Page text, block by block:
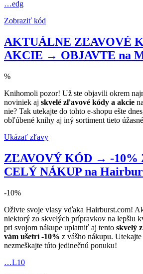
…edg
Zobraziť kód
AKTUÁLNE ZĽAVOVÉ
AKCIE → OBJAVTE na
%
Knihomoli pozor! Už ste objavili okrem
noviniek aj skvelé zľavové kódy a akcie
nie? Tak utekajte do tohto e-shopu ešte
obľúbené knihy aj iný sortiment tieto
Ukázať zľavy
ZĽAVOVÝ KÓD → -10%
CELÝ NÁKUP na
-10%
Oživte svoje vlasy vďaka Hairburst.com!
niektorý zo skvelých prípravkov na lepšiu
pri svojom nákupe uplatniť aj tento skvelý
vám ušetrí -10% z vášho nákupu.
nezmeškajte túto jedinečnú ponuku!
…L10